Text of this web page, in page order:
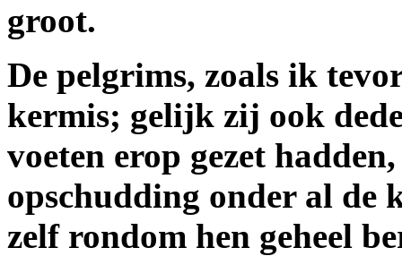
groot.
De pelgrims, zoals ik
kermis; gelijk zij ook
voeten erop gezet
opschudding onder al de
zelf rondom hen geheel